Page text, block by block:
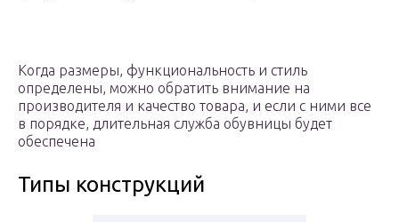
Когда размеры, функциональность и стиль
определены, можно обратить внимание на
производителя и качество товара, и если с ними все
в порядке, длительная служба обувницы будет
обеспечена
Типы конструкций